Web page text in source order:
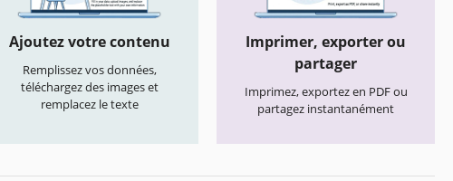
Ajoutez votre contenu
Remplissez vos données,
téléchargez des images et
remplacez le texte
Imprimer, exporter ou
partager
Imprimez, exportez en PDF ou
partagez instantanément